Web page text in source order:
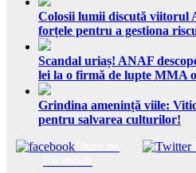
Colosii lumii discută viitorul
forțele pentru a gestiona
Scandal uriaș! ANAF
lei la o firmă de lupte MMA
Grindina amenință viile:
pentru salvarea culturilor!